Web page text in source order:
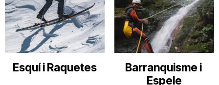
Esquí i Raquetes
Barranquisme i
Espele